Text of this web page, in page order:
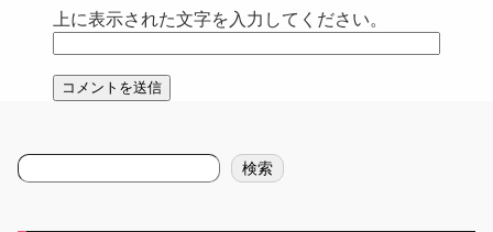
上に表示された文字を入力してください。
検
索
検索